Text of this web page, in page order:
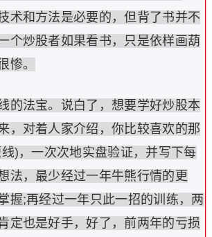
术和方法是必要的，但背了书并不
个炒股者如果看书，只是依样画葫
惨。
的法宝。说白了，想要学好炒股本
，对着人家介绍，你比较喜欢的那
)，一次次地实盘验证，并写下每
法，最少经过一年牛熊行情的更
握;再经过一年只此一招的训练，两
定也是好手，好了，前两年的亏损